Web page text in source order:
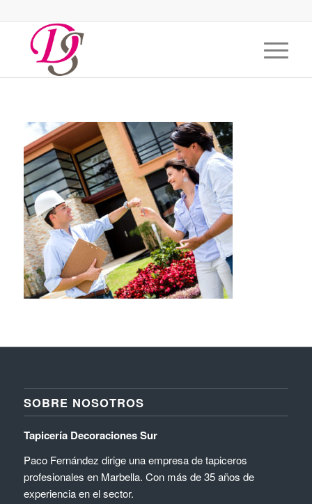
SOBRE NOSOTROS
Tapicería Decoraciones Sur
Paco Fernández dirige una empresa de tapiceros
profesionales en Marbella. Con más de 35 años de
experiencia en el sector.